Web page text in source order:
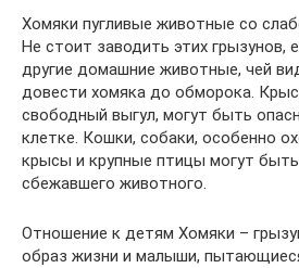
Хомяки пугливые животные со
Не стоит заводить этих грызунов,
другие домашние животные, чей
довести хомяка до обморока.
свободный выгул, могут быть
клетке. Кошки, собаки, особенно
крысы и крупные птицы могут
сбежавшего животного.
Отношение к детям Хомяки –
образ жизни и малыши,